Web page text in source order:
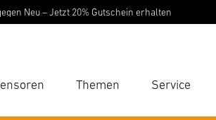
Neu – Jetzt 20% Gutschein erhalten
Themen Service